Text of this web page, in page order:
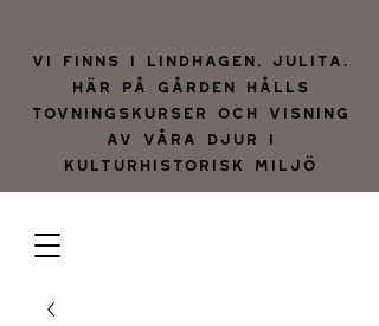
Vi finns i lindhagen, julita.
Här på gården hålls
tovningskurser och visning
av våra djur i
kulturhistorisk miljö